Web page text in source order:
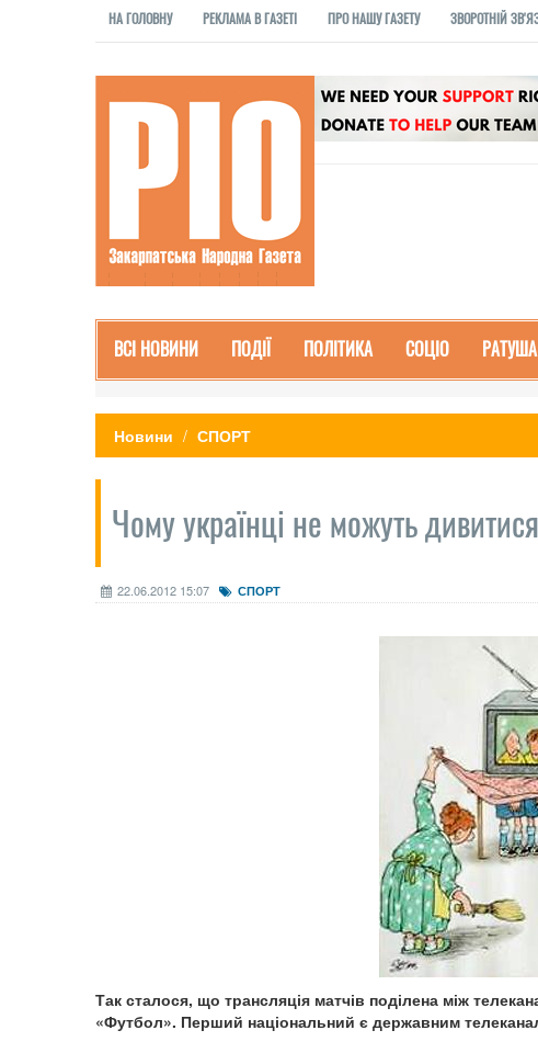
НА ГОЛОВНУ РЕКЛАМА В ГАЗЕТІ ПРО НАШУ ГАЗЕТУ ЗВОРОТНІЙ
ВСІ НОВИНИ ПОДІЇ ПОЛІТИКА СОЦІО РАТУША
Новини СПОРТ
Чому українці не можуть
22.06.2012 15:07 СПОРТ
Так сталося, що трансляція матчів поділена між
«Футбол». Перший національний є державним